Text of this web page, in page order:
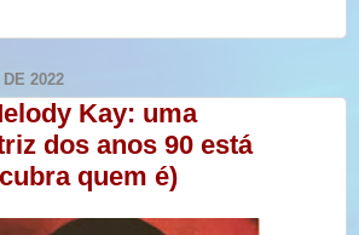
2022
Kay: uma
dos anos 90 está
quem é)